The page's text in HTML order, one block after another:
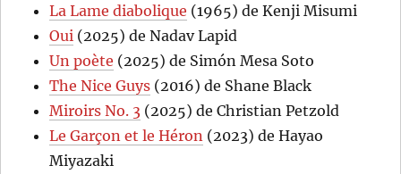
La Lame diabolique (1965) de Kenji Misumi
Oui (2025) de Nadav Lapid
Un poète (2025) de Simón Mesa Soto
The Nice Guys (2016) de Shane Black
Miroirs No. 3 (2025) de Christian Petzold
Le Garçon et le Héron (2023) de Hayao
Miyazaki